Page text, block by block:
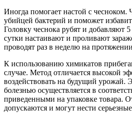
Иногда помогает настой с чесноком.
убийцей бактерий и поможет
Головку чеснока рубят и добавляют
сутки настаивают и проливают
проводят раз в неделю на
К использованию химикатов
случае. Метод отличается высокой
воздействовать на будущий урожай.
болезнью осуществляется в
приведенными на упаковке товара.
допускаются и могут нести